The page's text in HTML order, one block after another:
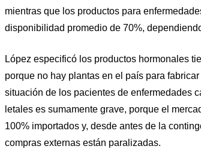
mientras que los productos para
disponibilidad promedio de 70%,
López especificó los productos hormonales
porque no hay plantas en el país para
situación de los pacientes de enfermedades
letales es sumamente grave, porque el
100% importados y, desde antes de la
compras externas están paralizadas.